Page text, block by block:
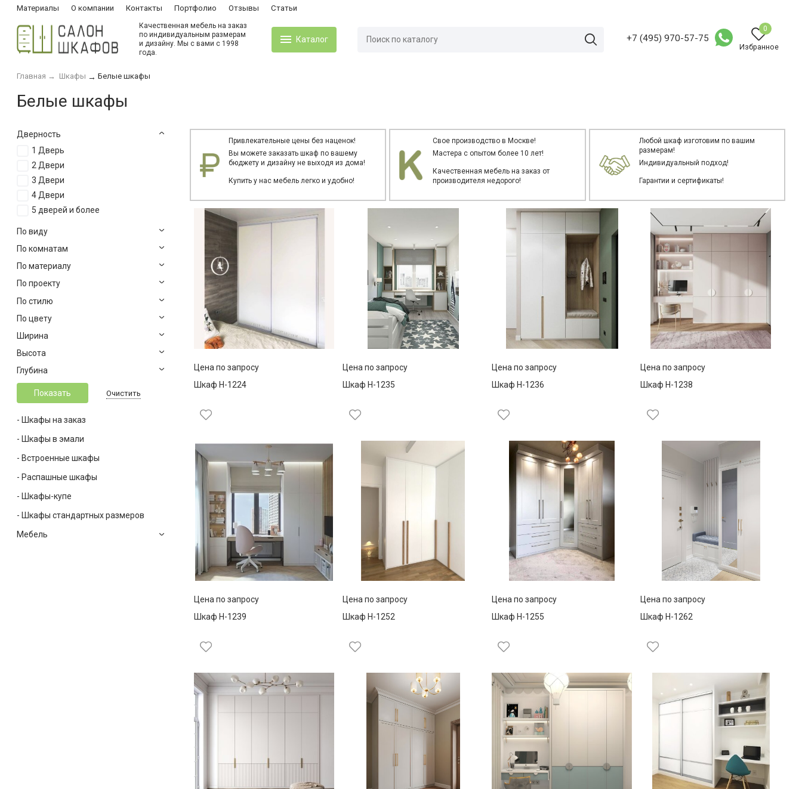
Материалы О компании Контакты Портфолио Отзывы Статьи
Качественная мебель на заказ
по индивидуальным размерам
и дизайну. Мы с вами с 1998
года.
Каталог +7 (495) 970-57-75
0
Избранное
Главная → Шкафы → Белые шкафы
Белые шкафы
Дверность
1 Дверь
2 Двери
3 Двери
4 Двери
5 дверей и более
По виду
По комнатам
По материалу
По проекту
По стилю
По цвету
Ширина
Высота
Глубина
Очистить
- Шкафы на заказ
- Шкафы в эмали
- Встроенные шкафы
- Распашные шкафы
- Шкафы-купе
- Шкафы стандартных размеров
Мебель
Привлекательные цены без наценок!
Вы можете заказать шкаф по вашему
бюджету и дизайну не выходя из дома!
Купить у нас мебель легко и удобно!
Свое производство в Москве!
Мастера с опытом более 10 лет!
Качественная мебель на заказ от
производителя недорого!
Любой шкаф изготовим по вашим
размерам!
Индивидуальный подход!
Гарантии и сертификаты!
Цена по запросу
Шкаф Н-1224
Цена по запросу
Шкаф Н-1235
Цена по запросу
Шкаф Н-1236
Цена по запросу
Шкаф Н-1238
Цена по запросу
Шкаф Н-1239
Цена по запросу
Шкаф Н-1252
Цена по запросу
Шкаф Н-1255
Цена по запросу
Шкаф Н-1262